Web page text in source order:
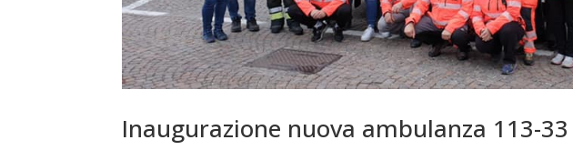
Inaugurazione nuova ambulanza 113-33